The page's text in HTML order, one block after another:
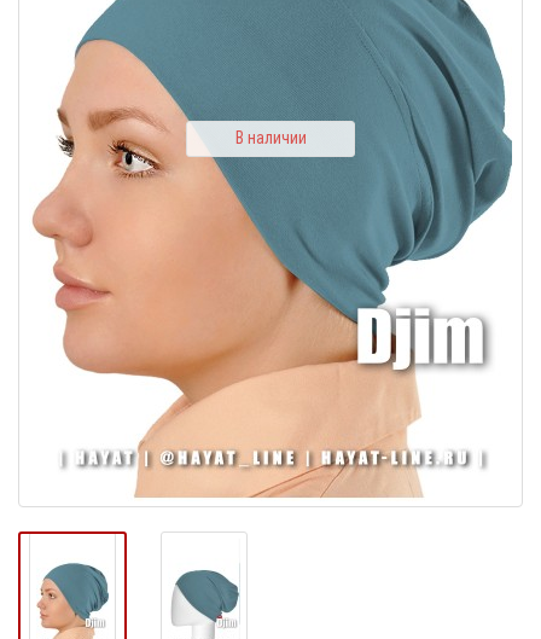
В наличии